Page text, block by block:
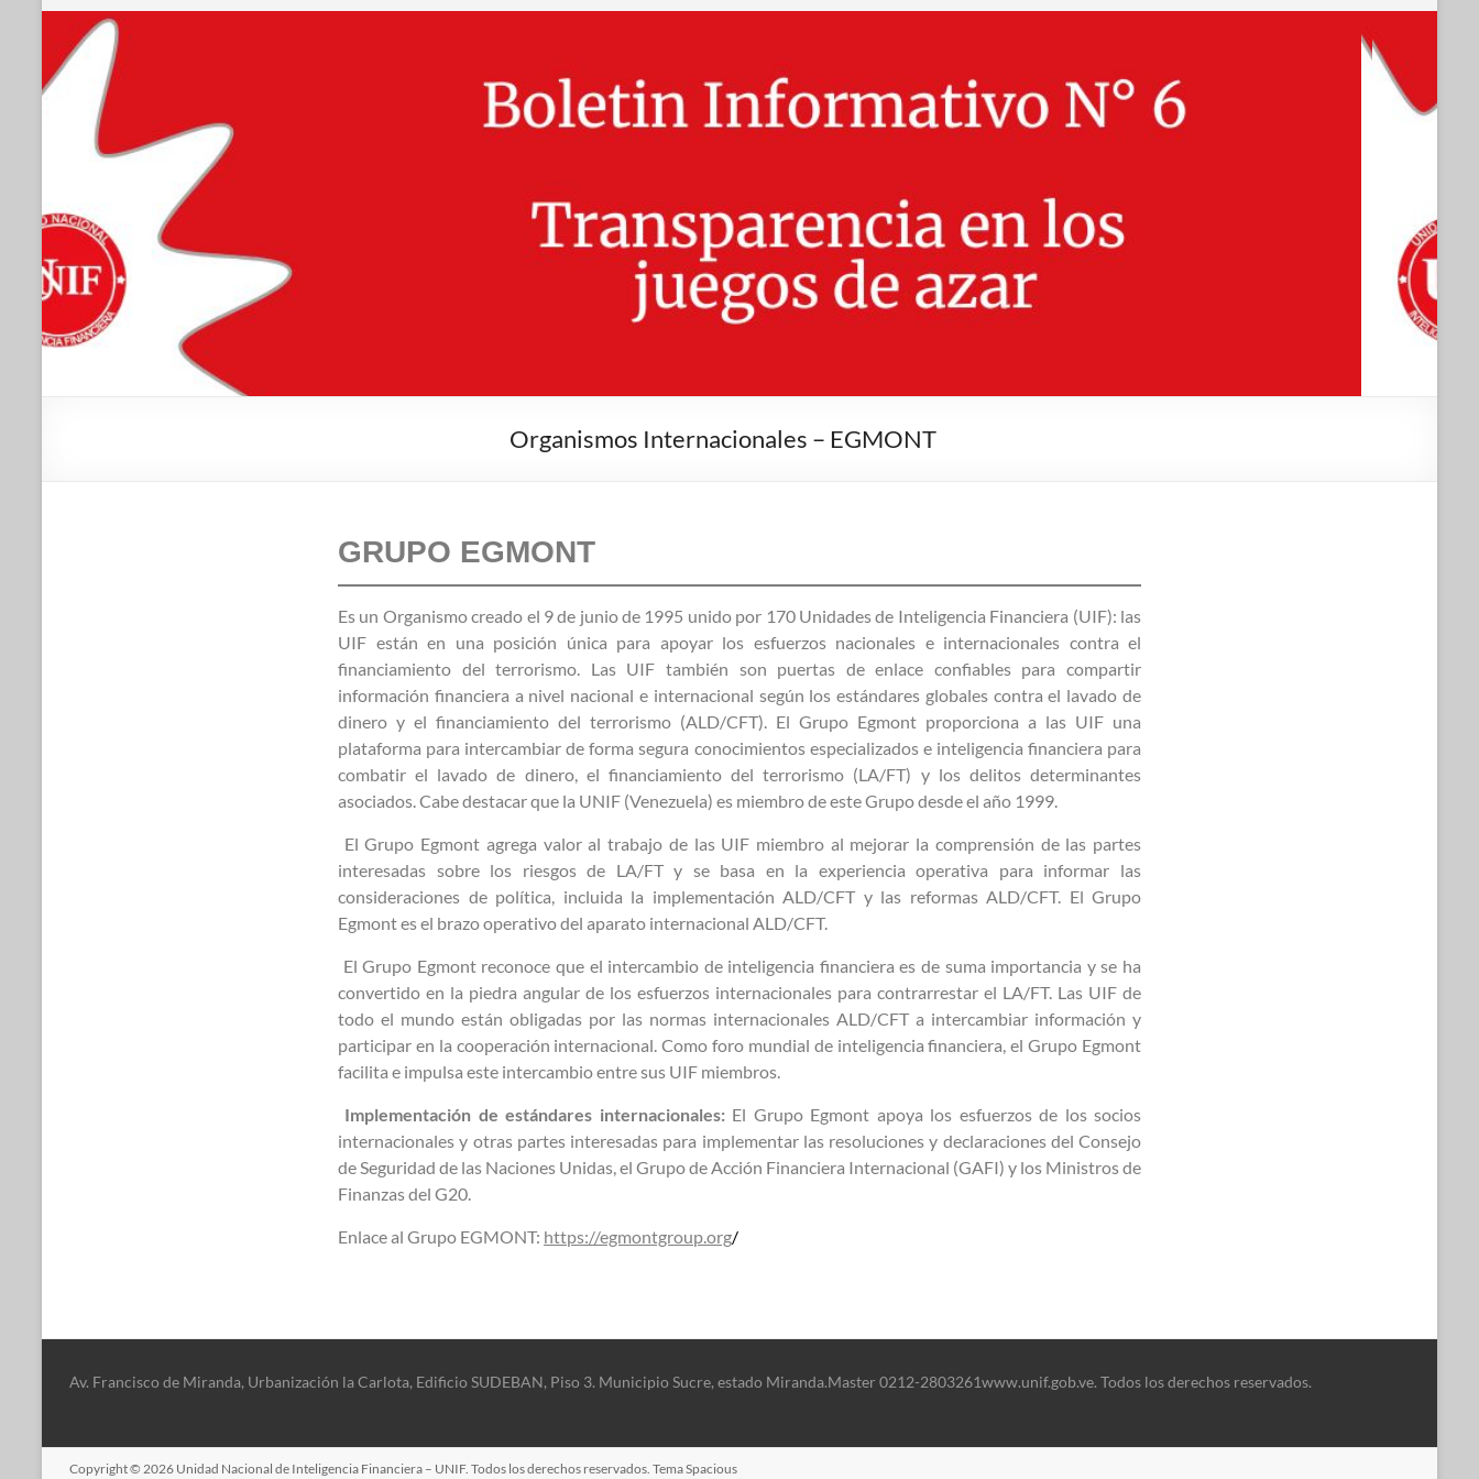
Organismos Internacionales – EGMONT
GRUPO EGMONT
Es un Organismo creado el 9 de junio de 1995 unido por 170 Unidades de Inteligencia Financiera (UIF): las
UIF están en una posición única para apoyar los esfuerzos nacionales e internacionales contra el
financiamiento del terrorismo. Las UIF también son puertas de enlace confiables para compartir
información financiera a nivel nacional e internacional según los estándares globales contra el lavado de
dinero y el financiamiento del terrorismo (ALD/CFT). El Grupo Egmont proporciona a las UIF una
plataforma para intercambiar de forma segura conocimientos especializados e inteligencia financiera para
combatir el lavado de dinero, el financiamiento del terrorismo (LA/FT) y los delitos determinantes
asociados. Cabe destacar que la UNIF (Venezuela) es miembro de este Grupo desde el año 1999.
El Grupo Egmont agrega valor al trabajo de las UIF miembro al mejorar la comprensión de las partes
interesadas sobre los riesgos de LA/FT y se basa en la experiencia operativa para informar las
consideraciones de política, incluida la implementación ALD/CFT y las reformas ALD/CFT. El Grupo
Egmont es el brazo operativo del aparato internacional ALD/CFT.
El Grupo Egmont reconoce que el intercambio de inteligencia financiera es de suma importancia y se ha
convertido en la piedra angular de los esfuerzos internacionales para contrarrestar el LA/FT. Las UIF de
todo el mundo están obligadas por las normas internacionales ALD/CFT a intercambiar información y
participar en la cooperación internacional. Como foro mundial de inteligencia financiera, el Grupo Egmont
facilita e impulsa este intercambio entre sus UIF miembros.
Implementación de estándares internacionales: El Grupo Egmont apoya los esfuerzos de los socios
internacionales y otras partes interesadas para implementar las resoluciones y declaraciones del Consejo
de Seguridad de las Naciones Unidas, el Grupo de Acción Financiera Internacional (GAFI) y los Ministros de
Finanzas del G20.
Enlace al Grupo EGMONT: https://egmontgroup.org/
Av. Francisco de Miranda, Urbanización la Carlota, Edificio SUDEBAN, Piso 3. Municipio Sucre, estado Miranda.Master 0212-2803261www.unif.gob.ve. Todos los derechos reservados.
Copyright © 2026 Unidad Nacional de Inteligencia Financiera – UNIF. Todos los derechos reservados. TemaSpacious